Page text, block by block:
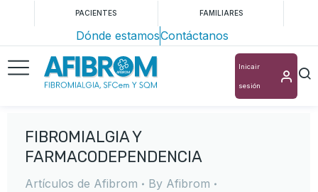
PACIENTES FAMILIARES
Dónde estamosContáctanos
Inicair
sesión
FIBROMIALGIA Y
FARMACODEPENDENCIA
Artículos de Afibrom By Afibrom